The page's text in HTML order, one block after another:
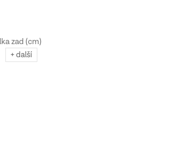
+ další